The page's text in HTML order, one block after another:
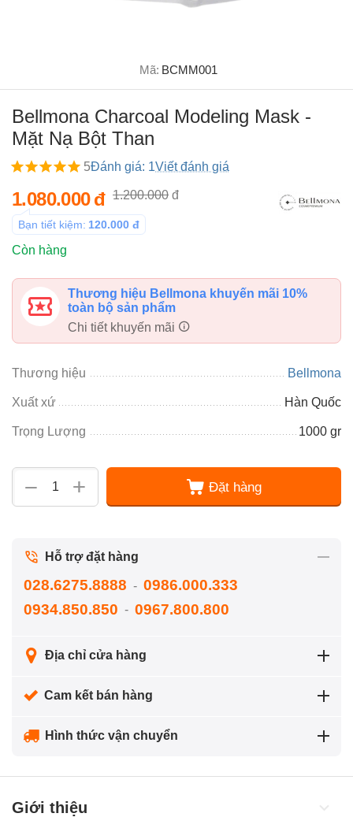
Mã: BCMM001
Bellmona Charcoal Modeling Mask -
Mặt Nạ Bột Than
5Đánh giá: 1Viết đánh giá
1.080.000đ 1.200.000 đ
Bạn tiết kiệm: 120.000 đ
Còn hàng
Thương hiệu Bellmona khuyến mãi 10%
toàn bộ sản phẩm
Chi tiết khuyến mãi
Thương hiệu Bellmona
Xuất xứ Hàn Quốc
Trọng Lượng 1000 gr
+
− Đặt hàng
Hỗ trợ đặt hàng
028.6275.8888 - 0986.000.333
0934.850.850 - 0967.800.800
Địa chỉ cửa hàng
Cam kết bán hàng
Hình thức vận chuyển
Giới thiệu